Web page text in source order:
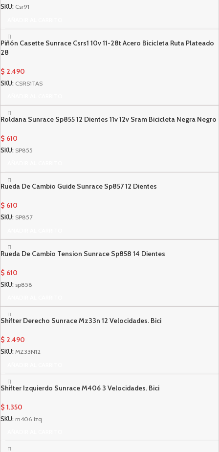
SKU: Csr91
Piñón Casette Sunrace Csrs1 10v 11-28t Acero Bicicleta Ruta Plateado
28
$ 2.490
SKU: CSRS1TAS
Roldana Sunrace Sp855 12 Dientes 11v 12v Sram Bicicleta Negra Negro
$ 610
SKU: SP855
Rueda De Cambio Guide Sunrace Sp857 12 Dientes
$ 610
SKU: SP857
Rueda De Cambio Tension Sunrace Sp858 14 Dientes
$ 610
SKU: sp858
Shifter Derecho Sunrace Mz33n 12 Velocidades. Bici
$ 2.490
SKU: MZ33N12
Shifter Izquierdo Sunrace M406 3 Velocidades. Bici
$ 1.350
SKU: m406 izq